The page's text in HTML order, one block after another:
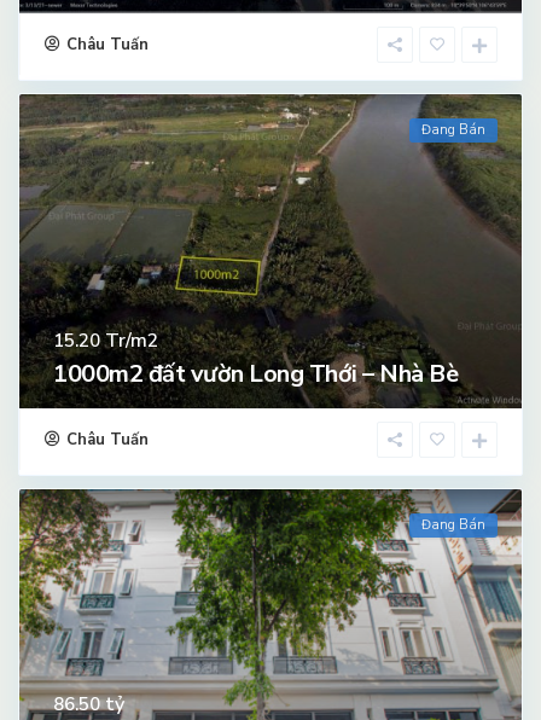
Châu Tuấn
Đang Bán
15.20Tr/m2
1000m2 đất vườn Long Thới – Nhà Bè
Châu Tuấn
Đang Bán
86.50tỷ